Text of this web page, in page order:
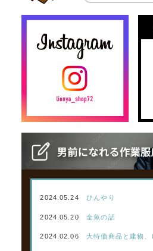
2024.05.24 ひんやり
2024.05.20 金魚の話
2024.02.06 大特価商品と建物、